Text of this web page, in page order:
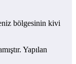
bölgesinin kivi
Yapılan